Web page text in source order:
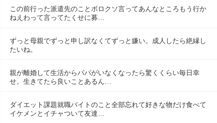
この前行った派遣先のことボロクソ言ってあんなところもう行か
ねえわって言ってたくせに募…
ずっと母親でずっと申し訳なくてずっと嫌い。成人したら絶縁し
たいね。
親が離婚して生活からパパがいなくなったら驚くくらい毎日幸
せ。生きてたら良いことあるん…
ダイエット課題就職バイトのこと全部忘れて好きな物だけ食べて
イケメンとイチャついて友達…